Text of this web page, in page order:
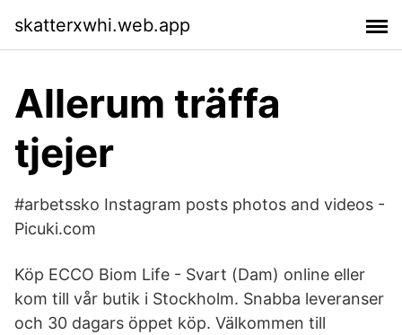
skatterxwhi.web.app
Allerum träffa
tjejer
#arbetssko Instagram posts photos and videos -
Picuki.com
Köp ECCO Biom Life - Svart (Dam) online eller
kom till vår butik i Stockholm. Snabba leveranser
och 30 dagars öppet köp. Välkommen till